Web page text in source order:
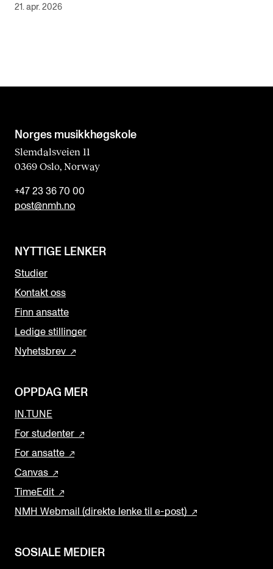
21. apr. 2026
Norges musikk­høgskole
Slemdalsveien 11
0369 Oslo, Norway
+47 23 36 70 00
post@nmh.no
NYTTIGE LENKER
Studier
Kontakt oss
Finn ansatte
Ledige stillinger
Nyhetsbrev
OPPDAG MER
IN.TUNE
For studenter
For ansatte
Canvas
TimeEdit
NMH Webmail (direkte lenke til e-post)
SOSIALE MEDIER